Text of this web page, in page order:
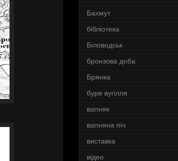
Бахмут
бібліотека
Біловодськ
бронзова доба
Брянка
буре вугілля
вапняк
вапняна піч
виставка
відео